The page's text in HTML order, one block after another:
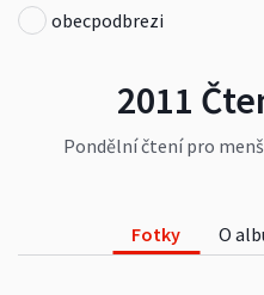
2011
Pondělní čtení pro
obecpodbrezi
Fotky O